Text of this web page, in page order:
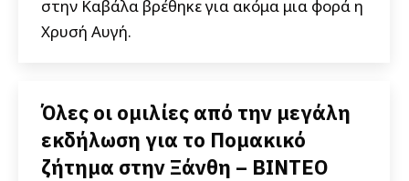
στην Καβάλα βρέθηκε για ακόμα μια φορά η
Χρυσή Αυγή.
Όλες οι ομιλίες από την μεγάλη
εκδήλωση για το Πομακικό
ζήτημα στην Ξάνθη – ΒΙΝΤΕΟ